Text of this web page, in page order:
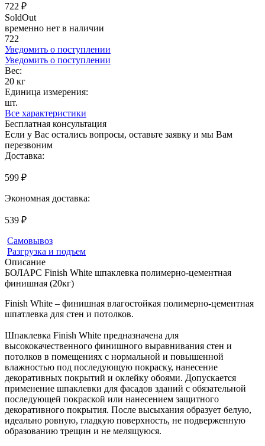
722 ₽
SoldOut
временно нет в наличии
722
Уведомить о поступлении
Уведомить о поступлении
Вес:
20 кг
Единица измерения:
шт.
Все характеристики
Бесплатная консультация
Если у Вас остались вопросы, оставьте заявку и мы Вам
перезвоним
Доставка:
599 ₽
Экономная доставка:
539 ₽
Самовывоз
Разгрузка и подъем
Описание
БОЛАРС Finish White шпаклевка полимерно-цементная
финишная (20кг)
Finish White – финишная влагостойкая полимерно-цементная
шпатлевка для стен и потолков.
Шпаклевка Finish White предназначена для
высококачественного финишного выравнивания стен и
потолков в помещениях с нормальной и повышенной
влажностью под последующую покраску, нанесение
декоративных покрытий и оклейку обоями. Допускается
применение шпаклевки для фасадов зданий с обязательной
последующей покраской или нанесением защитного
декоративного покрытия. После высыхания образует белую,
идеально ровную, гладкую поверхность, не подверженную
образованию трещин и не мелящуюся.